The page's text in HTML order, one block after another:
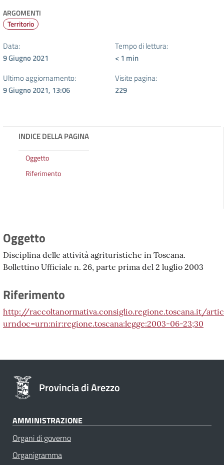
ARGOMENTI
Territorio
Data:
9 Giugno 2021
Tempo di lettura:
< 1 min
Ultimo aggiornamento:
9 Giugno 2021, 13:06
Visite pagina:
229
INDICE DELLA PAGINA
Oggetto
Riferimento
Oggetto
Disciplina delle attività agrituristiche in Toscana.
Bollettino Ufficiale n. 26, parte prima del 2 luglio 2003
Riferimento
http://raccoltanormativa.consiglio.regione.toscana.it/
urndoc=urn:nir:regione.toscana:legge:2003-06-23;30
Provincia di Arezzo
AMMINISTRAZIONE
Organi di governo
Organigramma